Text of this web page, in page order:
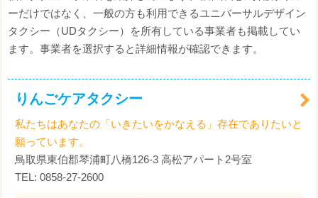
ーだけではなく、一般の方も利用できるユニバーサルデザイン
タクシー（UDタクシー）を所有している事業者も掲載してい
ます。事業者を選択すると詳細情報が確認できます。
りんごケアタクシー
私たちはあなたの「いきたいをかなえる」存在でありたいと
願っています。
鳥取県東伯郡琴浦町八橋126-3 高松アパート2号室
TEL: 0858-27-2600